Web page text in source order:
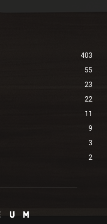
403
55
23
22
11
9
3
2